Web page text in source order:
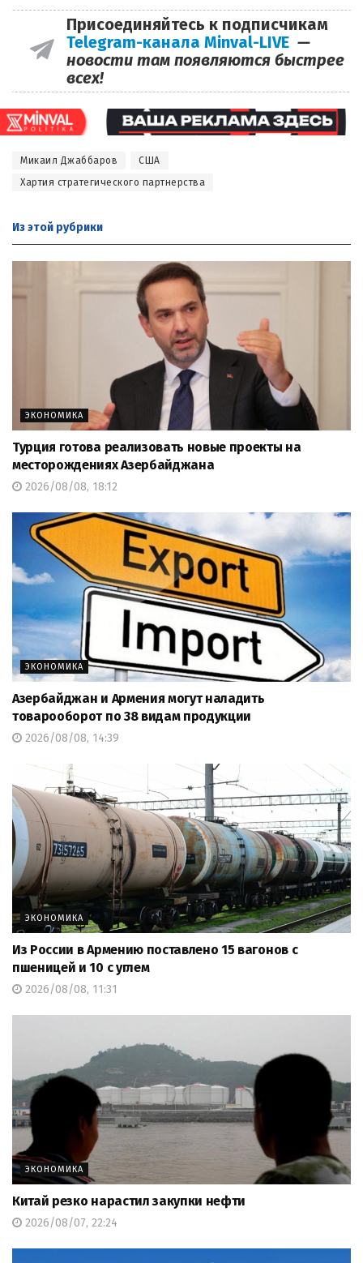
Присоединяйтесь к подписчикам
Telegram-канала Minval-LIVE —
новости там появляются быстрее
всех!
Микаил Джаббаров
США
Хартия стратегического партнерства
Из этой рубрики
ЭКОНОМИКА
Турция готова реализовать новые проекты на
месторождениях Азербайджана
2026/08/08, 18:12
ЭКОНОМИКА
Азербайджан и Армения могут наладить
товарооборот по 38 видам продукции
2026/08/08, 14:39
ЭКОНОМИКА
Из России в Армению поставлено 15 вагонов с
пшеницей и 10 с углем
2026/08/08, 11:31
ЭКОНОМИКА
Китай резко нарастил закупки нефти
2026/08/07, 22:24